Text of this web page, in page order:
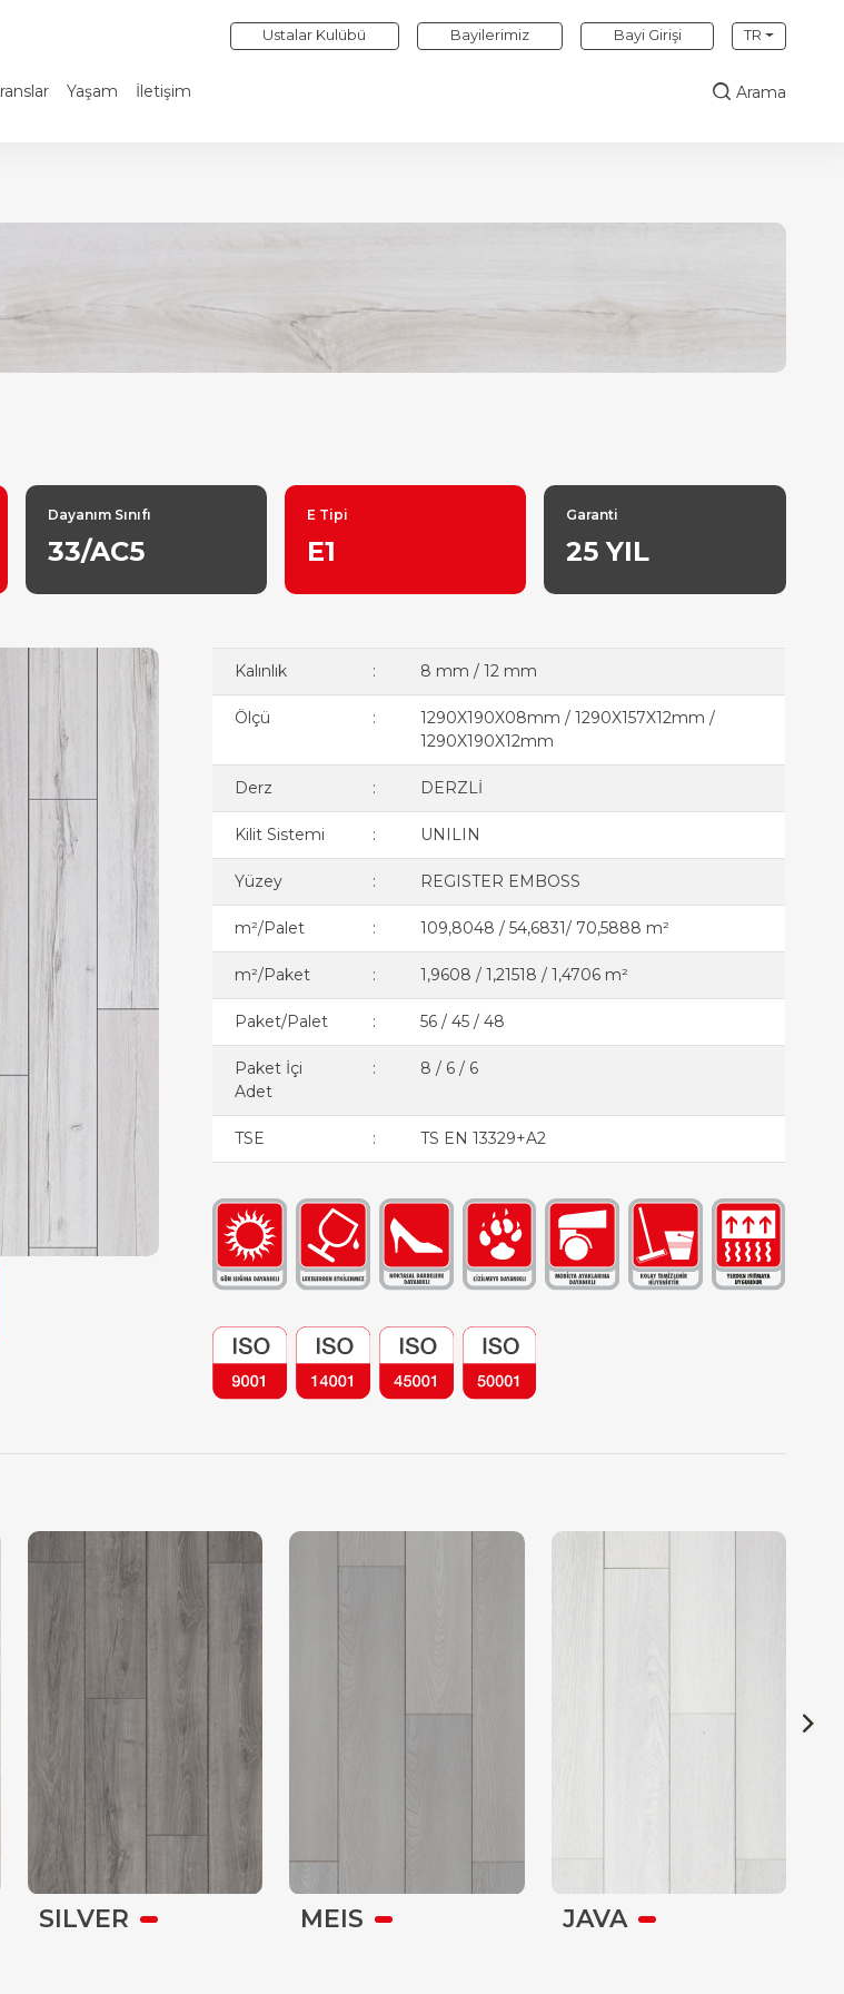
Ustalar Kulübü Bayilerimiz Bayi Girişi TR
Yaşam İletişim Arama
Dayanım Sınıfı
33/AC5
E Tipi
E1
Garanti
25 YIL
Kalınlık : 8 mm / 12 mm
Ölçü :
1290X190X08mm / 1290X157X12mm /
1290X190X12mm
Derz : DERZLİ
Kilit Sistemi : UNILIN
Yüzey : REGISTER EMBOSS
m²/Palet : 109,8048 / 54,6831/ 70,5888 m²
m²/Paket : 1,9608 / 1,21518 / 1,4706 m²
Paket/Palet : 56 / 45 / 48
Paket İçi
Adet
: 8 / 6 / 6
TSE : TS EN 13329+A2
SILVER MEIS JAVA